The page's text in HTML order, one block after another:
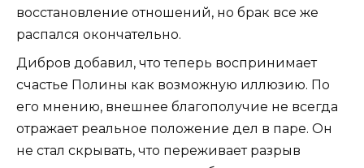
восстановление отношений, но брак все же
распался окончательно.
Дибров добавил, что теперь воспринимает
счастье Полины как возможную иллюзию. По
его мнению, внешнее благополучие не всегда
отражает реальное положение дел в паре. Он
не стал скрывать, что переживает разрыв